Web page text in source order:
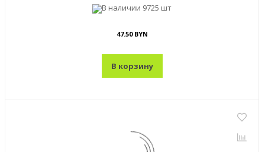
В наличии 9725 шт
47.50 BYN
В корзину